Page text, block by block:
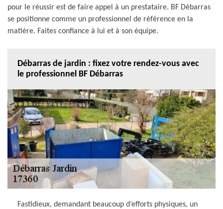
pour le réussir est de faire appel à un prestataire. BF Débarras
se positionne comme un professionnel de référence en la
matière. Faites confiance à lui et à son équipe.
Débarras de jardin : fixez votre rendez-vous avec
le professionnel BF Débarras
Fastidieux, demandant beaucoup d’efforts physiques, un